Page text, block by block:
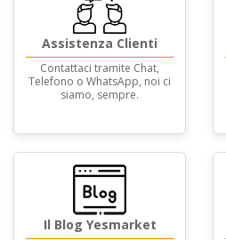
Assistenza Clienti
Contattaci tramite Chat,
Telefono o WhatsApp, noi ci
siamo, sempre.
Il Blog Yesmarket